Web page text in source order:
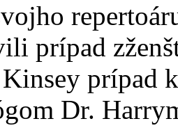
prípad
prípad
Dr.